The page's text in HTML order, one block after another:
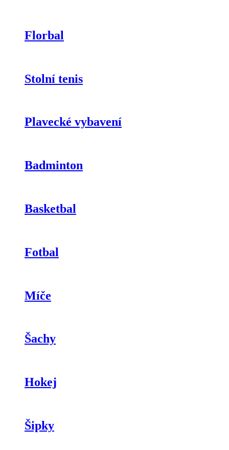
Florbal
Stolní tenis
Plavecké vybavení
Badminton
Basketbal
Fotbal
Míče
Šachy
Hokej
Šipky